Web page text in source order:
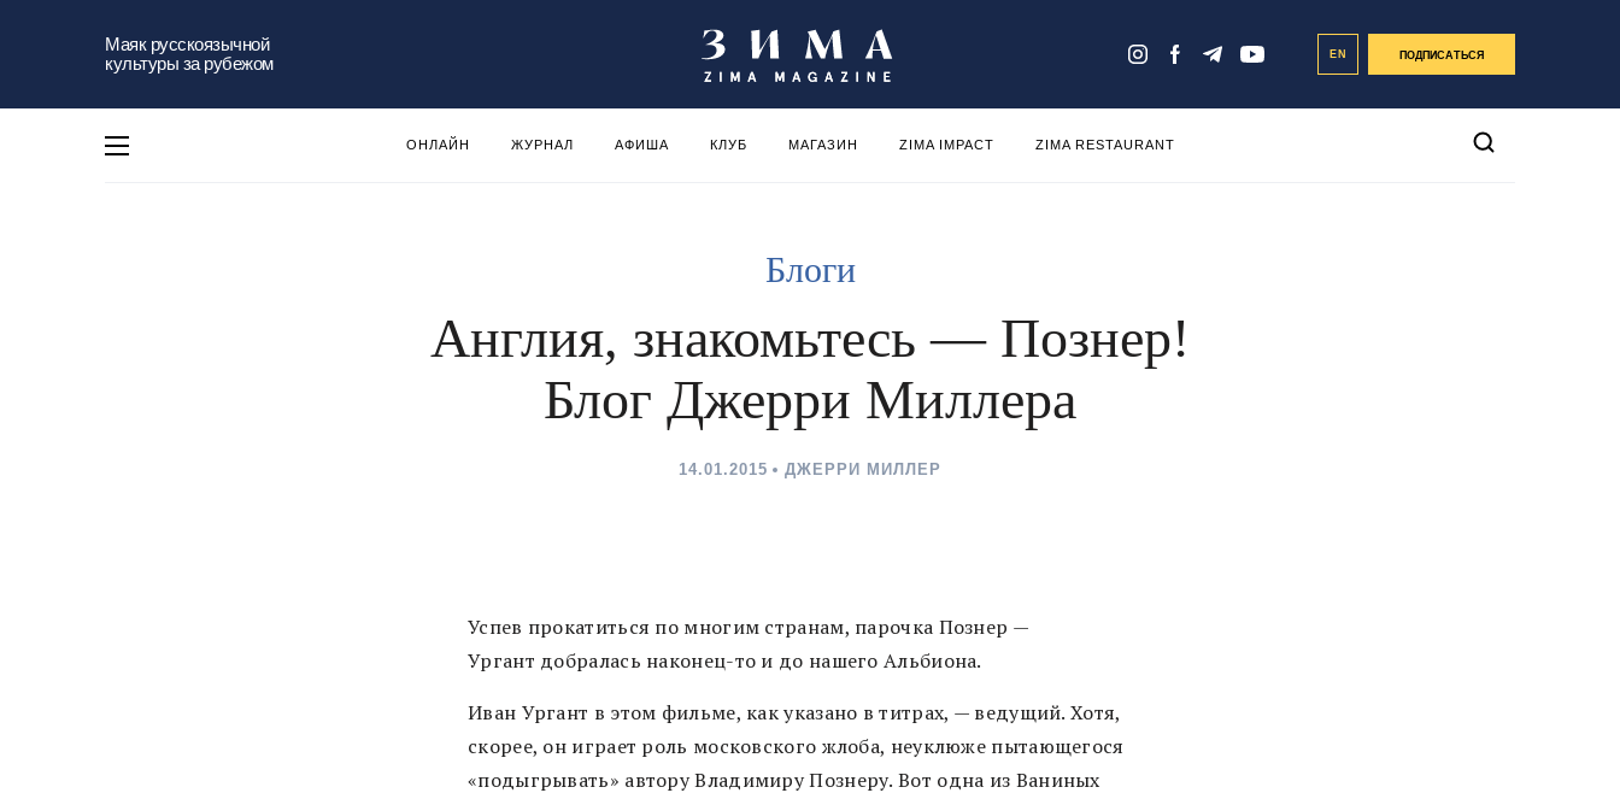
Маяк русскоязычной
культуры за рубежом
EN ПОДПИСАТЬСЯ
ОНЛАЙН ЖУРНАЛ АФИША КЛУБ МАГАЗИН ZIMA IMPACT ZIMA RESTAURANT
Блоги
Англия, знакомьтесь — Познер!
Блог Джерри Миллера
14.01.2015 ДЖЕРРИ МИЛЛЕР
Успев прокатиться по многим странам, парочка Познер —
Ургант добралась наконец-то и до нашего Альбиона.
Иван Ургант в этом фильме, как указано в титрах, — ведущий. Хотя,
скорее, он играет роль московского жлоба, неуклюже пытающегося
«подыгрывать» автору Владимиру Познеру. Вот одна из Ваниных